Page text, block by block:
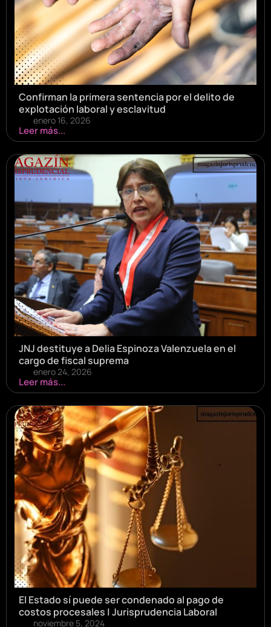
Confirman la primera sentencia por el delito de
explotación laboral y esclavitud
enero 16, 2026
Leer más...
JNJ destituye a Delia Espinoza Valenzuela en el
cargo de fiscal suprema
enero 24, 2026
Leer más...
El Estado sí puede ser condenado al pago de
costos procesales | Jurisprudencia Laboral
noviembre 5, 2024